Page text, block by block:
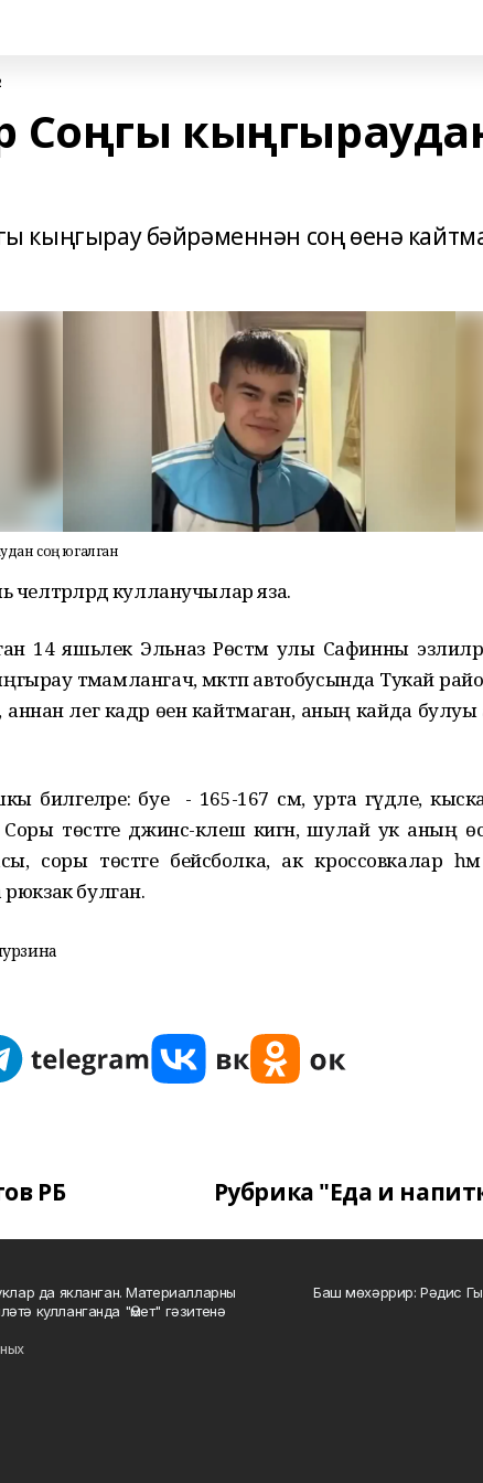
Соңгы
кыңгырау бәйрәменнән соң өенә
соң югалган
челтәрләрдәкулланучыларяза.
14 яшьлек Эльназ Рөстәм улы Сафинны
тәмамлангач, мәктәп автобусында Тукай
әлегә кадәр өенә кайтмаган, аның кайда
билгеләре: буе - 165-167 см,урта гәүдәле,
Соры төстәге джинс-клеш кигән, шулай ук аның
соры төстәге бейсболка, ак кроссовкалар
рюкзак булган.
РБ Рубрика "Еда и
да якланган. Материалларны
кулланганда "Өмет" гәзитенә
Баш мөхәррир: Рәдис